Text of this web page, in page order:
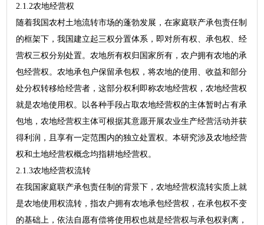
2.1.2农地经营权
随着我国农村土地流转市场的蓬勃发展，在家庭联产承包责任制
的框架下，我国建立起三权分置体系，即对所有权、承包权、经
营权三权分别处置。农地所有权归国家所有，农户拥有农地的承
包经营权。农地承包户保留承包权，将农地的使用、收益和部分
处分权转移给经营者，这部分权利即称农地经营权，农地经营权
就是农地使用权。以各种手段占取农地经营权的主体暂时占有承
包地，农地经营权主体可根据其意愿开展农业生产经营活动并获
得利润，且享有一定范围内的独立处置权。本研究涉及农地经营
权和土地经营权概念均指耕地经营权。
2.1.3农地经营权流转
在我国家庭联产承包责任制的背景下，农地经营权流转实质上就
是农地使用权流转，指农户拥有农地承包经营权，在承包权不变
的基础上，依法自愿有偿将使用权也就是经营权与承包权剥离，